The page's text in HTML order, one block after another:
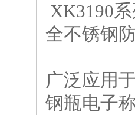
XK3190
全不锈钢
广泛应用
钢瓶电子